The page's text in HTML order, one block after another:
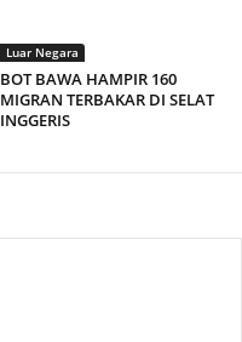
Luar Negara
BOT BAWA HAMPIR 160
MIGRAN TERBAKAR DI SELAT
INGGERIS